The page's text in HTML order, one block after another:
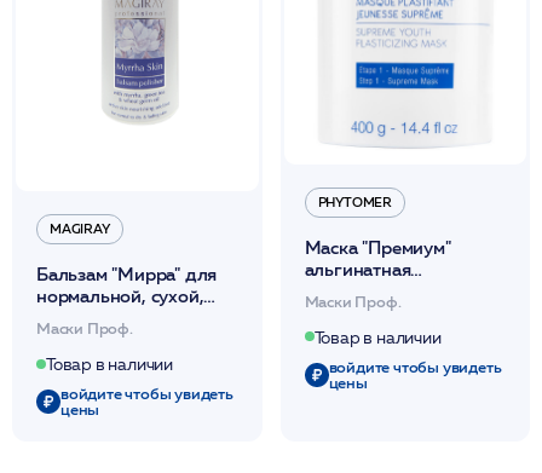
MAGIRAY
Бальзам "Мирра" для
нормальной, сухой,
комбинированной
кожи 100гр /Magiray*
Маски Проф.
Товар в наличии
войдите чтобы увидеть
цены
PHYTOMER
Маска "Премиум"
альгинатная
омолаживающая
400гр / Supreme XMF /
PHYTOMER*
Маски Проф.
Товар в наличии
войдите чтобы увидеть
цены